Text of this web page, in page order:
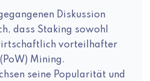
Diskussion
dass Staking sowohl
vorteilhafter
Mining.
seine Popularität und